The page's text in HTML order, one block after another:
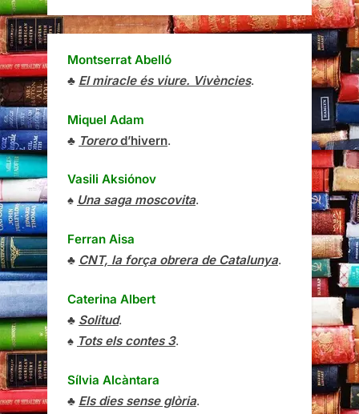
Montserrat Abelló
♣ El miracle és viure. Vivències.
Miquel Adam
♣ Torerod’hivern.
Vasili Aksiónov
♠ Una saga moscovita.
Ferran Aisa
♣ CNT, la força obrera de Catalunya.
Caterina Albert
♣ Solitud.
♠ Tots els contes 3.
Sílvia Alcàntara
♣ Els dies sense glòria.